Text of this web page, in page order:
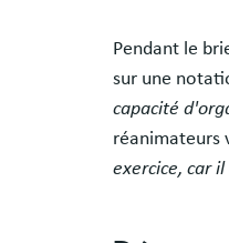
Pendant le
sur une
capacité
réanimateurs
exercice, car